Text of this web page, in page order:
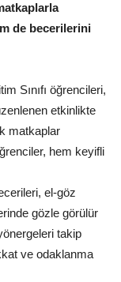
de becerilerini
Sınıfı öğrencileri,
etkinlikte
matkaplar
hem keyifli
el-göz
gözle görülür
takip
ve odaklanma